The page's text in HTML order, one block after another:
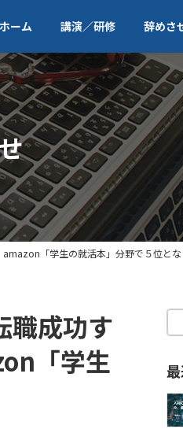
ホーム 講演／研修 辞めさ
「学生の就活本」分野で５位とな
職成功す
「学生